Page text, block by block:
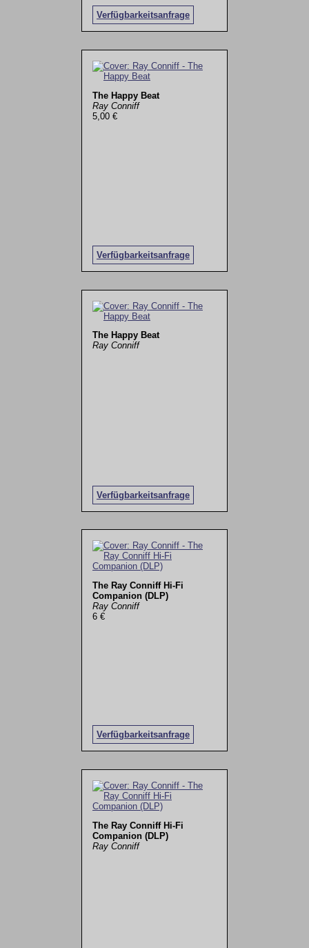
Verfügbarkeitsanfrage
The Happy Beat
Ray Conniff
5,00 €
Verfügbarkeitsanfrage
The Happy Beat
Ray Conniff
Verfügbarkeitsanfrage
The Ray Conniff Hi-Fi
Companion (DLP)
Ray Conniff
6 €
Verfügbarkeitsanfrage
The Ray Conniff Hi-Fi
Companion (DLP)
Ray Conniff